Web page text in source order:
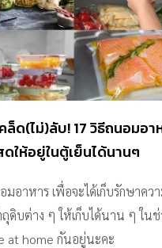
ด(ไม่)ลับ! 17 วิธีถนอมอา
ให้อยู่ในตู้เย็นได้นานๆ
มอาหาร เพื่อจะได้เก็บรักษาคว
ดิบต่าง ๆ ให้เก็บได้นาน ๆ ใน
at home กันอยู่นะคะ